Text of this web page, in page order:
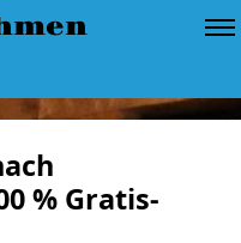
% Gratis-